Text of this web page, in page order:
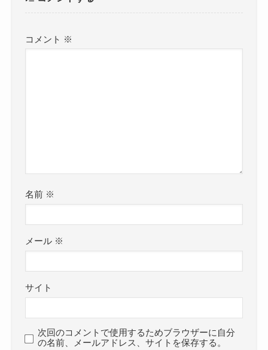
コメント ※
名前 ※
メール ※
サイト
次回のコメントで使用するためブラウザーに自分
の名前、メールアドレス、サイトを保存する。